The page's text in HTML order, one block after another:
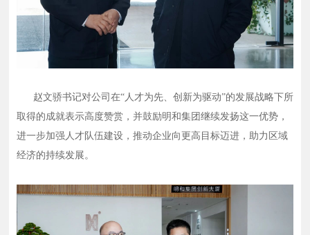
赵文骄书记对公司在“人才为先、创新为驱动”的发展战略下所
取得的成就表示高度赞赏，并鼓励明和集团继续发扬这一优势，
进一步加强人才队伍建设，推动企业向更高目标迈进，助力区域
经济的持续发展。